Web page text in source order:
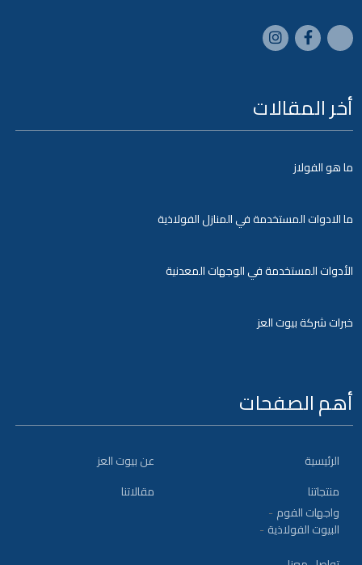
أخر المقالات
ما هو الفولاز
ما الادوات المستخدمة في المنازل الفولاذية
الأدوات المستخدمة في الوجهات المعدنية
خبرات شركة بيوت العز
أهم الصفحات
الرئيسية
عن بيوت العز
منتجاتنا
واجهات الفوم
البيوت الفولاذية
مقالاتنا